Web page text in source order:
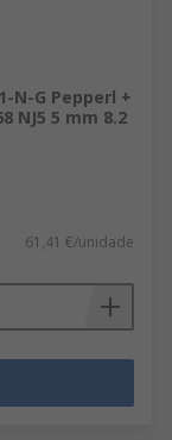
N-G Pepperl +
NJ5 5 mm 8.2
61,41 €/unidade